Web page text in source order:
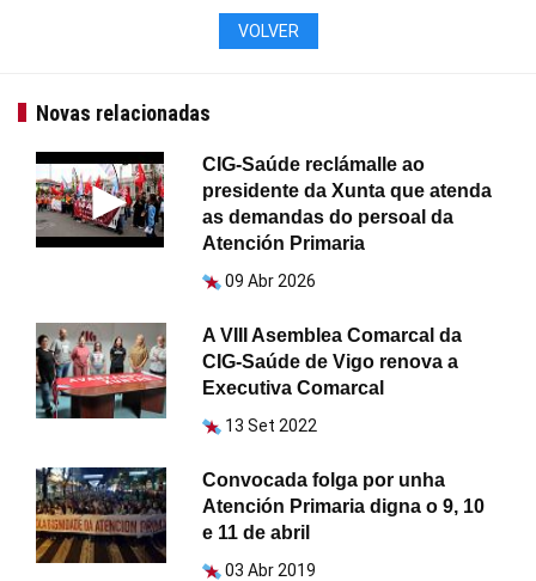
VOLVER
Novas relacionadas
CIG-Saúde reclámalle ao
presidente da Xunta que atenda
as demandas do persoal da
Atención Primaria
09 Abr 2026
A VIII Asemblea Comarcal da
CIG-Saúde de Vigo renova a
Executiva Comarcal
13 Set 2022
Convocada folga por unha
Atención Primaria digna o 9, 10
e 11 de abril
03 Abr 2019